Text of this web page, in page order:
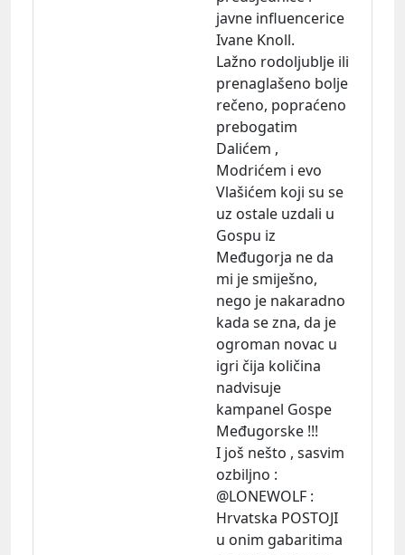
javne influencerice
Ivane Knoll.
Lažno rodoljublje ili
prenaglašeno bolje
rečeno, popraćeno
prebogatim
Dalićem ,
Modrićem i evo
Vlašićem koji su se
uz ostale uzdali u
Gospu iz
Međugorja ne da
mi je smiješno,
nego je nakaradno
kada se zna, da je
ogroman novac u
igri čija količina
nadvisuje
kampanel Gospe
Međugorske !!!
I još nešto , sasvim
ozbiljno :
@LONEWOLF :
Hrvatska POSTOJI
u onim gabaritima